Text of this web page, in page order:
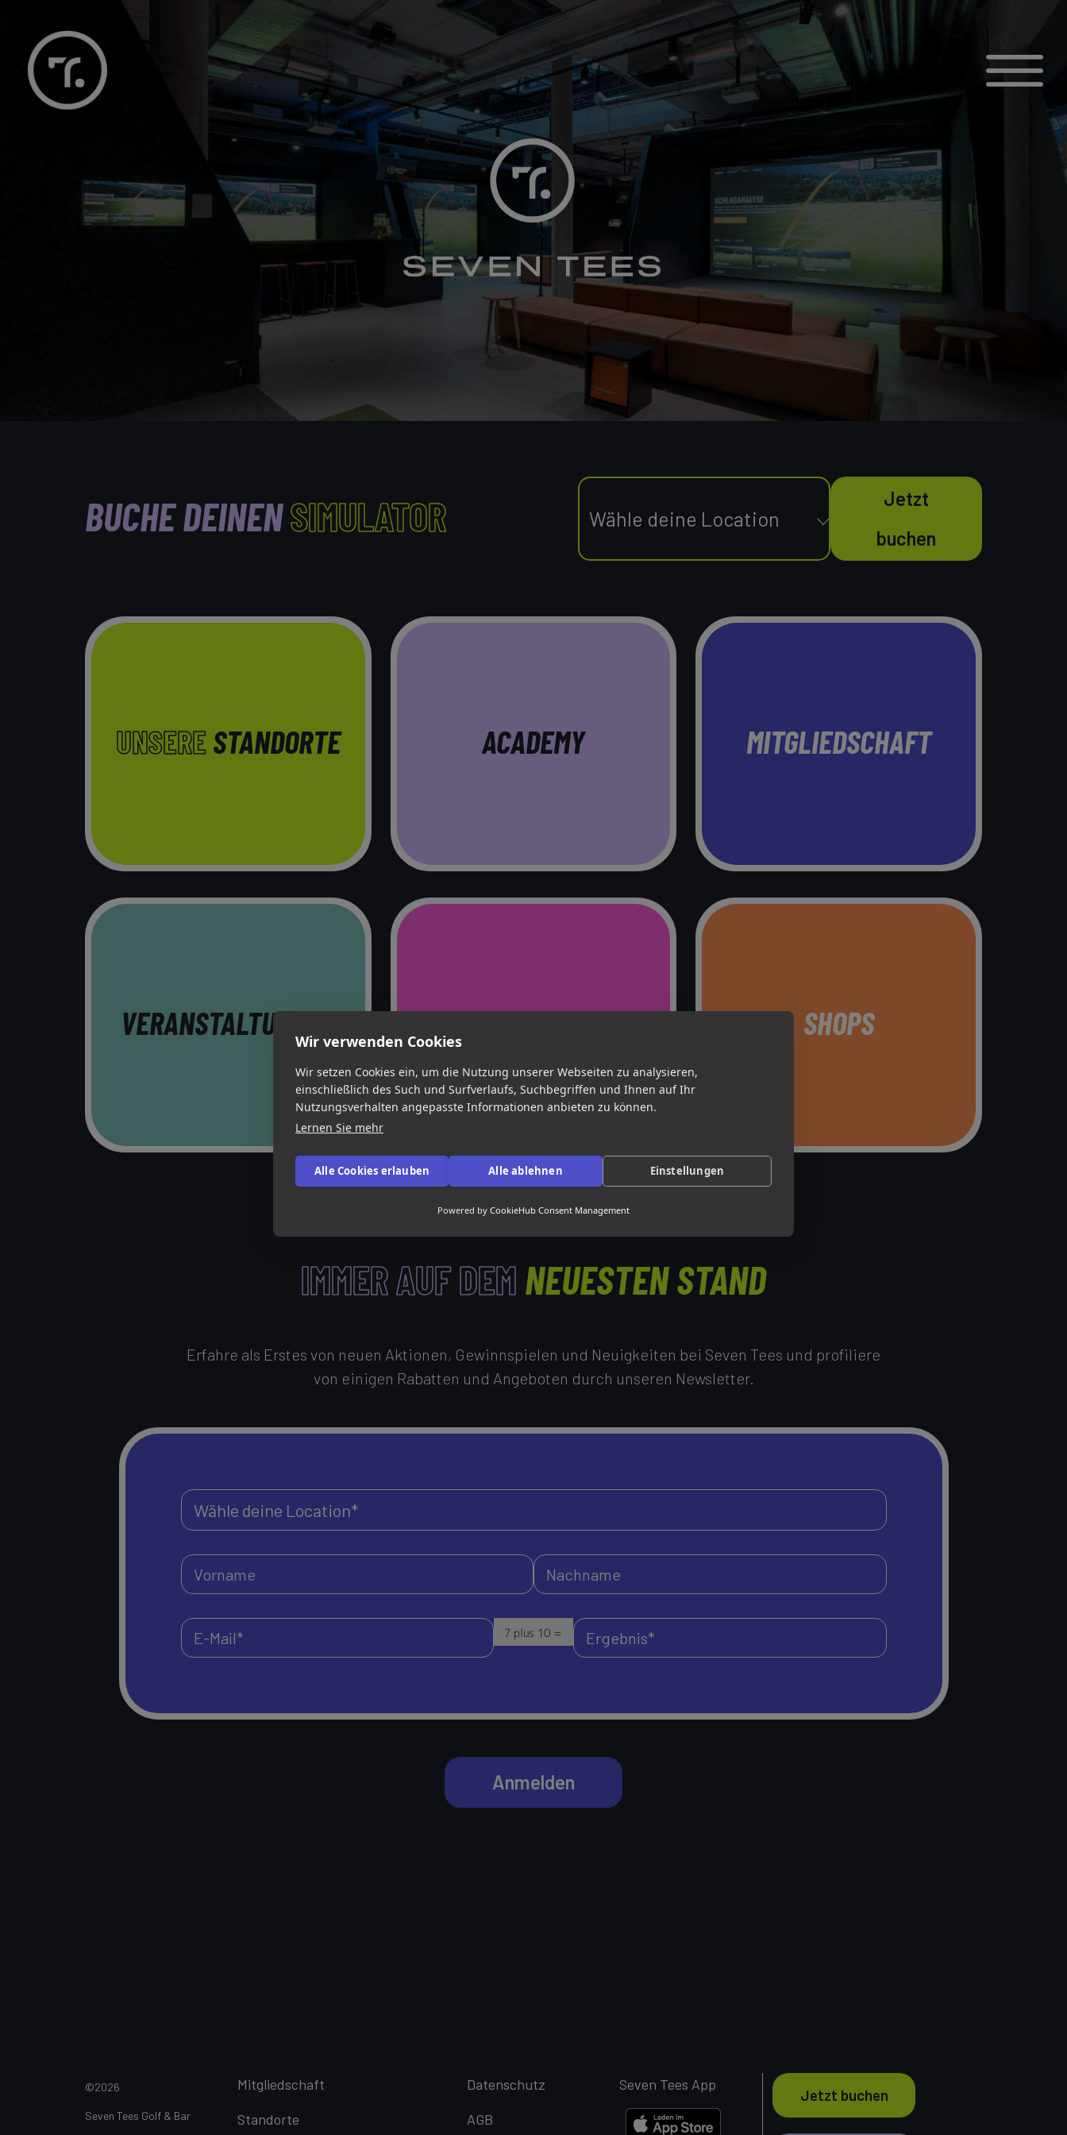
BUCHE DEINENSIMULATOR
Jetzt
buchen
UNSERESTANDORTE ACADEMY MITGLIEDSCHAFT
VERANSTALTUNGEN FITTING SHOPS
IMMER AUF DEM NEUESTEN STAND
Erfahre als Erstes von neuen Aktionen, Gewinnspielen und Neuigkeiten bei Seven Tees und profiliere
von einigen Rabatten und Angeboten durch unseren Newsletter.
Anmelden
©2026
Seven Tees Golf & Bar
Mitgliedschaft
Standorte
Datenschutz
AGB
Seven Tees App
Jetzt buchen
Wir verwenden Cookies
Wir setzen Cookies ein, um die Nutzung unserer Webseiten zu analysieren,
einschließlich des Such und Surfverlaufs, Suchbegriffen und Ihnen auf Ihr
Nutzungsverhalten angepasste Informationen anbieten zu können.
Lernen Sie mehr
Alle Cookies erlauben Alle ablehnen Einstellungen
Powered by CookieHub Consent Management